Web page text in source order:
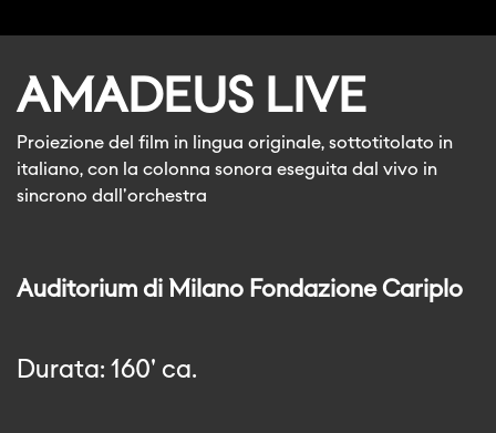
AMADEUS LIVE
Proiezione del film in lingua originale, sottotitolato in
italiano, con la colonna sonora eseguita dal vivo in
sincrono dall'orchestra
Auditorium di Milano Fondazione Cariplo
Durata: 160' ca.